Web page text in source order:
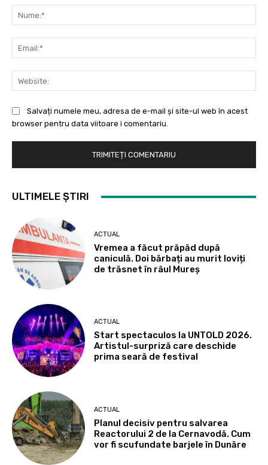
Salvați numele meu, adresa de e-mail și site-ul web în acest
browser pentru data viitoare i comentariu.
ULTIMELE ȘTIRI
ACTUAL
Vremea a făcut prăpăd după
caniculă. Doi bărbați au murit loviți
de trăsnet în râul Mureș
ACTUAL
Start spectaculos la UNTOLD 2026.
Artistul-surpriză care deschide
prima seară de festival
ACTUAL
Planul decisiv pentru salvarea
Reactorului 2 de la Cernavodă. Cum
vor fi scufundate barjele în Dunăre